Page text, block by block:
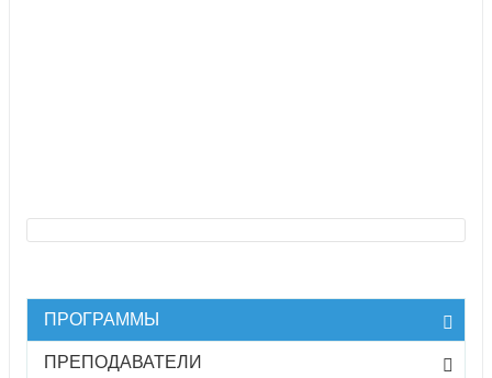
ПРОГРАММЫ
ПРЕПОДАВАТЕЛИ